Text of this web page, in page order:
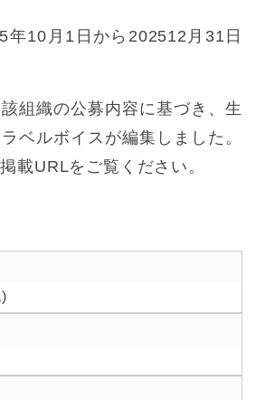
年10月1日から202512月31日
組織の公募内容に基づき、生
ベルボイスが編集しました。
載URLをご覧ください。